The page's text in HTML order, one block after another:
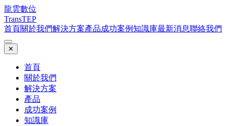
龍雲數位
TransTEP
首頁關於我們解決方案產品成功案例知識庫最新消息聯絡我們
✕
首頁
關於我們
解決方案
產品
成功案例
知識庫